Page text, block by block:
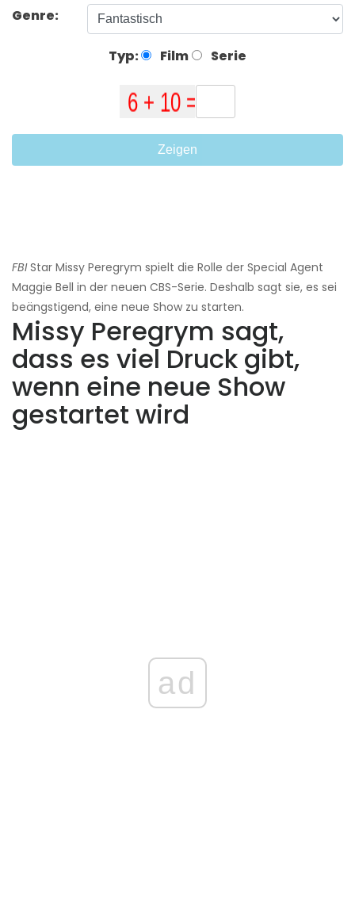
Genre:
Typ: Film Serie
Zeigen
FBIStar Missy Peregrym spielt die Rolle der Special Agent
Maggie Bell in der neuen CBS-Serie. Deshalb sagt sie, es sei
beängstigend, eine neue Show zu starten.
Missy Peregrym sagt,
dass es viel Druck gibt,
wenn eine neue Show
gestartet wird
ad